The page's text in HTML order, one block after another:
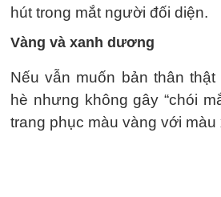
hút trong mắt người đối diện.
Vàng và xanh dương
Nếu vẫn muốn bản thân
hè nhưng không gây “chói
trang phục màu vàng với